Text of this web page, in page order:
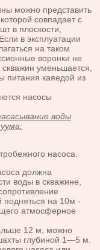
можно представить
совпадает с
в плоскости,
в эксплуатации
на таком
воронки не
уменьшается,
питания каяедой из
насосы
воды
насоса.
должна
воды в скважине,
подняться на 10м -
атмосферное
12 м, можно
глубиной 1—5 м.